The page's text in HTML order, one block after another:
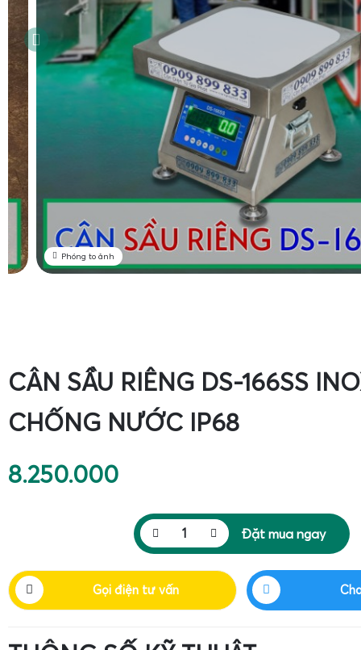
Phóng to ảnh
CÂN SẦU RIÊNG DS-166SS
CHỐNG NƯỚC IP68
8.250.000
Đặt mua ngay
Gọi điện tư vấn